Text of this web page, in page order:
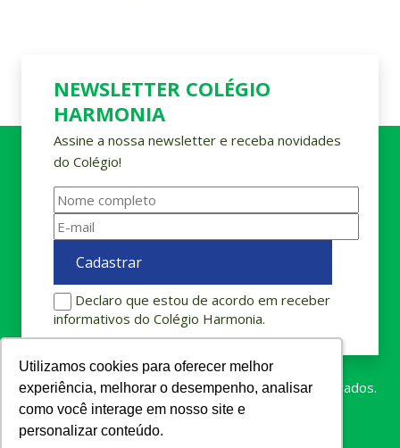
Utilizamos cookies para oferecer melhor
experiência, melhorar o desempenho, analisar
como você interage em nosso site e
personalizar conteúdo.
Utilizamos cookies para oferecer melhor
experiência, melhorar o desempenho, analisar
como você interage em nosso site e
personalizar conteúdo.
NEWSLETTER COLÉGIO
HARMONIA
Assine a nossa newsletter e receba novidades
do Colégio!
Declaro que estou de acordo em receber
informativos do Colégio Harmonia.
Colégio Harmonia © 2023. Todos os direitos reservados.